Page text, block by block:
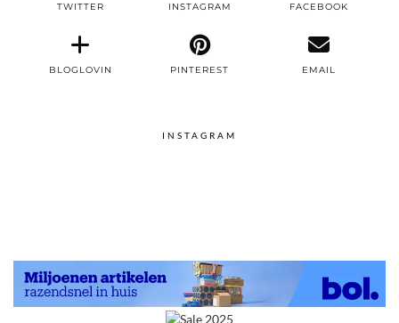
TWITTER INSTAGRAM FACEBOOK
BLOGLOVIN PINTEREST EMAIL
INSTAGRAM